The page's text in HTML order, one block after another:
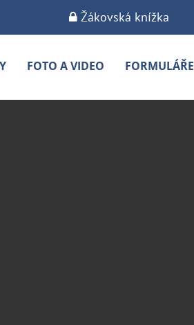
Žákovská knížka
FOTO A VIDEO FORMULÁŘE